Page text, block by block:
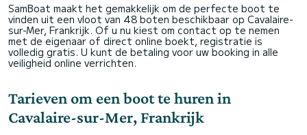
SamBoat maakt het gemakkelijk om de perfecte boot te
vinden uit een vloot van 48 boten beschikbaar op Cavalaire-
sur-Mer, Frankrijk. Of u nu kiest om contact op te nemen
met de eigenaar of direct online boekt, registratie is
volledig gratis. U kunt de betaling voor uw booking in alle
veiligheid online verrichten.
Tarieven om een boot te huren in
Cavalaire-sur-Mer, Frankrijk